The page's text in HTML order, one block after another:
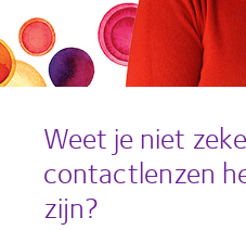
Weet je niet
contactlenzen
zijn?